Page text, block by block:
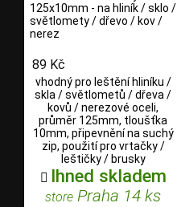
125x10mm - na hliník / sklo /
světlomety / dřevo / kov /
nerez
89 Kč
vhodný pro leštění hliníku /
skla / světlometů / dřeva /
kovů / nerezové oceli,
průměr 125mm, tloušťka
10mm, připevnění na suchý
zip, použití pro vrtačky /
leštičky / brusky
 Ihned skladem
store Praha 14 ks